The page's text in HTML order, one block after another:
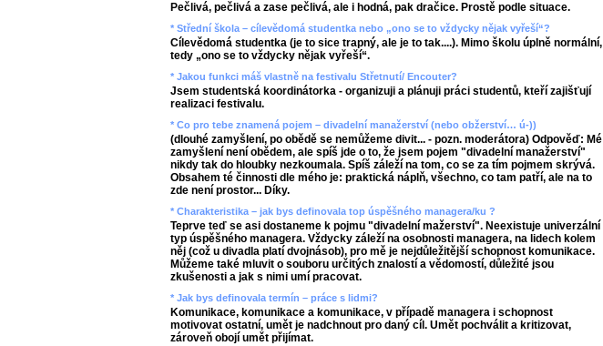
Pečlivá, pečlivá a zase pečlivá, ale i hodná, pak dračice. Prostě podle situace.
* Střední škola – cílevědomá studentka nebo „ono se to vždycky nějak vyřeší“?
Cílevědomá studentka (je to sice trapný, ale je to tak....). Mimo školu úplně normální,
tedy „ono se to vždycky nějak vyřeší“.
* Jakou funkci máš vlastně na festivalu Střetnutí/ Encouter?
Jsem studentská koordinátorka - organizuji a plánuji práci studentů, kteří zajišťují
realizaci festivalu.
* Co pro tebe znamená pojem – divadelní manažerství (nebo obžerství… ú-))
(dlouhé zamyšlení, po obědě se nemůžeme divit... - pozn. moderátora) Odpověď: Mé
zamyšlení není obědem, ale spíš jde o to, že jsem pojem "divadelní manažerství"
nikdy tak do hloubky nezkoumala. Spíš záleží na tom, co se za tím pojmem skrývá.
Obsahem té činnosti dle mého je: praktická náplň, všechno, co tam patří, ale na to
zde není prostor... Díky.
* Charakteristika – jak bys definovala top úspěšného managera/ku ?
Teprve teď se asi dostaneme k pojmu "divadelní mažerství". Neexistuje univerzální
typ úspěšného managera. Vždycky záleží na osobnosti managera, na lidech kolem
něj (což u divadla platí dvojnásob), pro mě je nejdůležitější schopnost komunikace.
Můžeme také mluvit o souboru určitých znalostí a vědomostí, důležité jsou
zkušenosti a jak s nimi umí pracovat.
* Jak bys definovala termín – práce s lidmi?
Komunikace, komunikace a komunikace, v případě managera i schopnost
motivovat ostatní, umět je nadchnout pro daný cíl. Umět pochválit a kritizovat,
zároveň obojí umět přijímat.